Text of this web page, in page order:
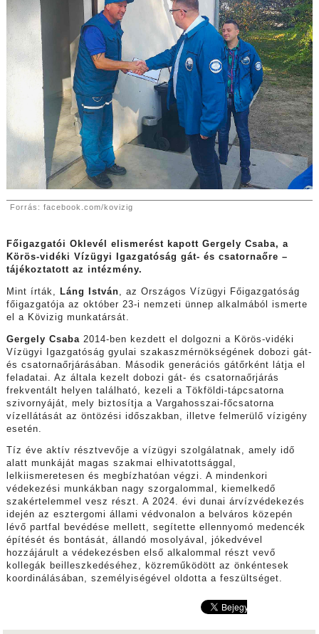
Forrás: facebook.com/kovizig
Főigazgatói Oklevél elismerést kapott Gergely Csaba, a
Körös-vidéki Vízügyi Igazgatóság gát- és csatornaőre –
tájékoztatott az intézmény.
Mint írták, Láng István, az Országos Vízügyi Főigazgatóság
főigazgatója az október 23-i nemzeti ünnep alkalmából ismerte
el a Kövizig munkatársát.
Gergely Csaba 2014-ben kezdett el dolgozni a Körös-vidéki
Vízügyi Igazgatóság gyulai szakaszmérnökségének dobozi gát-
és csatornaőrjárásában. Második generációs gátőrként látja el
feladatai. Az általa kezelt dobozi gát- és csatornaőrjárás
frekventált helyen található, kezeli a Tökföldi-tápcsatorna
szivornyáját, mely biztosítja a Vargahosszai-főcsatorna
vízellátását az öntözési időszakban, illetve felmerülő vízigény
esetén.
Tíz éve aktív résztvevője a vízügyi szolgálatnak, amely idő
alatt munkáját magas szakmai elhivatottsággal,
lelkiismeretesen és megbízhatóan végzi. A mindenkori
védekezési munkákban nagy szorgalommal, kiemelkedő
szakértelemmel vesz részt. A 2024. évi dunai árvízvédekezés
idején az esztergomi állami védvonalon a belváros közepén
lévő partfal bevédése mellett, segítette ellennyomó medencék
építését és bontását, állandó mosolyával, jókedvével
hozzájárult a védekezésben első alkalommal részt vevő
kollegák beilleszkedéséhez, közreműködött az önkéntesek
koordinálásában, személyiségével oldotta a feszültséget.